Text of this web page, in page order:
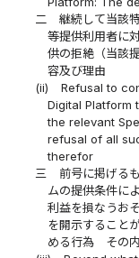
二
継続して当該
等提供利用者に
供の拒絶（当該
容及び理由
(ii)
Refusal to
Digital Platform
the relevant
refusal of all
therefor
三
前号に掲げる
ムの提供条件に
利益を損なうお
を開示すること
める行為 その